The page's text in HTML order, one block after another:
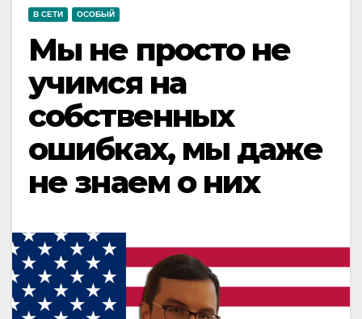
В СЕТИ ОСОБЫЙ
Мы не просто не
учимся на
собственных
ошибках, мы даже
не знаем о них